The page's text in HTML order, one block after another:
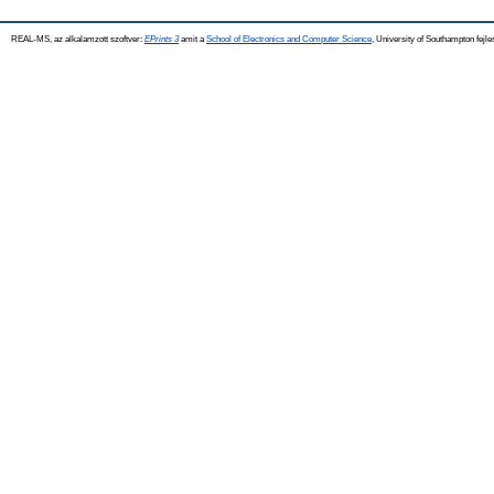
REAL-MS, az alkalamzott szoftver: EPrints 3amit a School of Electronics and Computer Science , University of Southampton